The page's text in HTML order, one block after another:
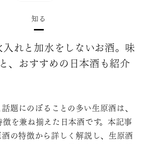
知る
入れと加水をしないお酒。味
、おすすめの日本酒も紹介
題にのぼることの多い生原酒は、
を兼ね揃えた日本酒です。本記事
の特徴から詳しく解説し、生原酒